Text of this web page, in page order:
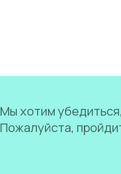
Мы хотим
Пожалуйста,